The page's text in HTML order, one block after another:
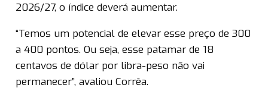
2026/27, o índice deverá aumentar.
“Temos um potencial de elevar esse preço de 300
a 400 pontos. Ou seja, esse patamar de 18
centavos de dólar por libra-peso não vai
permanecer”, avaliou Corrêa.